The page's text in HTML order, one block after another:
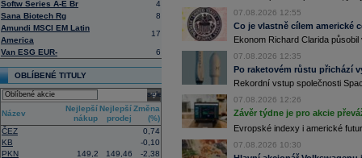
Softw Series A-E Br
4
Sana Biotech Rg
8
Amundi MSCI EM Latin
America
17
Van ESG EUR- 6
OBLÍBENÉ TITULY
select
Název
Nejlepší
nákup
Nejlepší
prodej
Změna
(%)
ČEZ
0,74
KB
-0,10
PKN
149,2 149,46
-2,38
uvedla agentura Reuters. Dobré
oceli a chemického průmyslu (ČTK)
15:26 Cloudflare - JP......
15:05 Block - Bernste
14:49
Airbnb - JP Mor
......
14:24
Roche - Morgan ......
13:59 DHL - Bernstein
13:44 BAE Systems - M ...
13:04 Jedna z největších světových
procent v novém provozovateli
Nový společný podnik založí s
Bestsport O2 arenu a O2
07.08.2026 12:55
Co je vlastně cílem americké
Ekonom Richard Clarida
07.08.2026 12:35
Po raketovém růstu přichází
Rekordní vstup společnosti
07.08.2026 12:26
Závěr týdne je pro akcie
Evropské indexy i americké
07.08.2026 10:30